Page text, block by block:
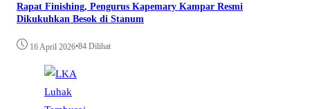
Rapat Finishing, Pengurus Kapemary Kampar Resmi
Dikukuhkan Besok di Stanum
16 April 2026•84 Dilihat